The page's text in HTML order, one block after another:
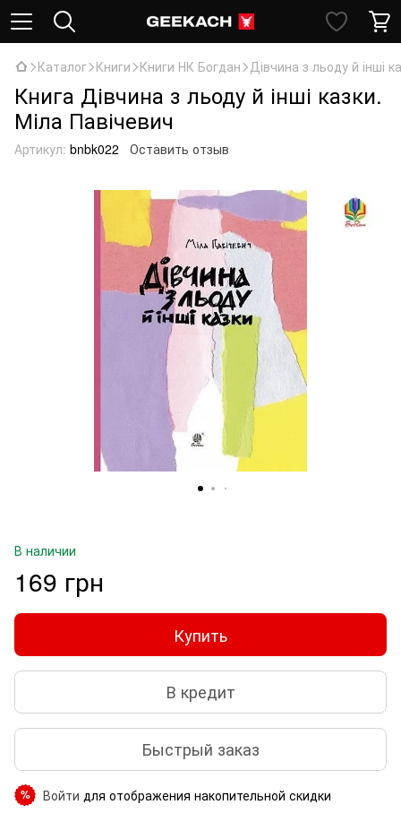
Каталог Книги Книги НК Богдан Дівчина з льоду й інші
Книга Дівчина з льоду й інші казки.
Міла Павічевич
Артикул: bnbk022 Оставить отзыв
В наличии
169 грн
Купить
В кредит
Быстрый заказ
% Войти для отображения накопительной скидки